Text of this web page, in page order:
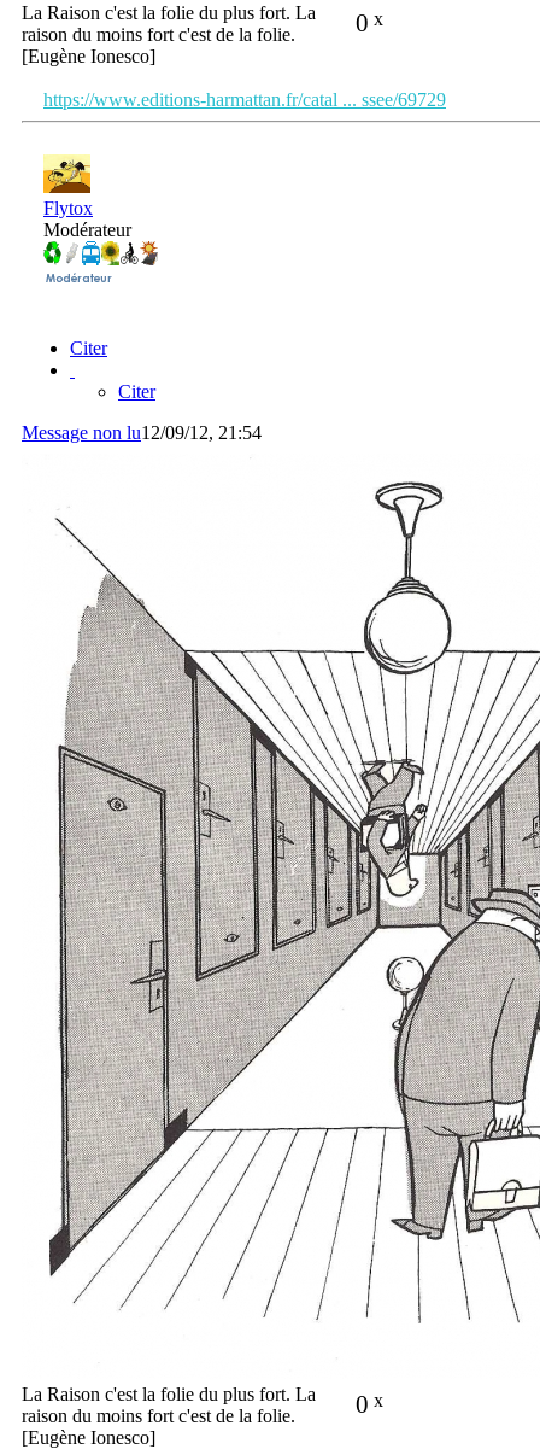
0 x
La Raison c'est la folie du plus fort. La
raison du moins fort c'est de la folie.
[Eugène Ionesco]
https://www.editions-harmattan.fr/catal ... ssee/69729
Flytox
Modérateur
Citer
Citer
Message non lu12/09/12, 21:54
0 x
La Raison c'est la folie du plus fort. La
raison du moins fort c'est de la folie.
[Eugène Ionesco]